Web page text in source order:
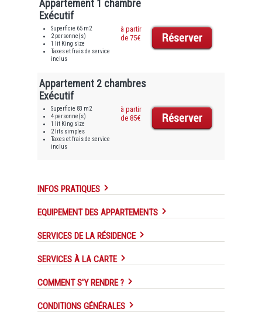
Appartement 1 chambre
Exécutif
Superficie 65 m2
2 personne(s)
1 lit King size
Taxes et frais de service
inclus
à partir
de 75€
Appartement 2 chambres
Exécutif
Superficie 83 m2
4 personne(s)
1 lit King size
2 lits simples
Taxes et frais de service
inclus
à partir
de 85€
INFOS PRATIQUES
EQUIPEMENT DES APPARTEMENTS
SERVICES DE LA RÉSIDENCE
SERVICES À LA CARTE
COMMENT S'Y RENDRE ?
CONDITIONS GÉNÉRALES